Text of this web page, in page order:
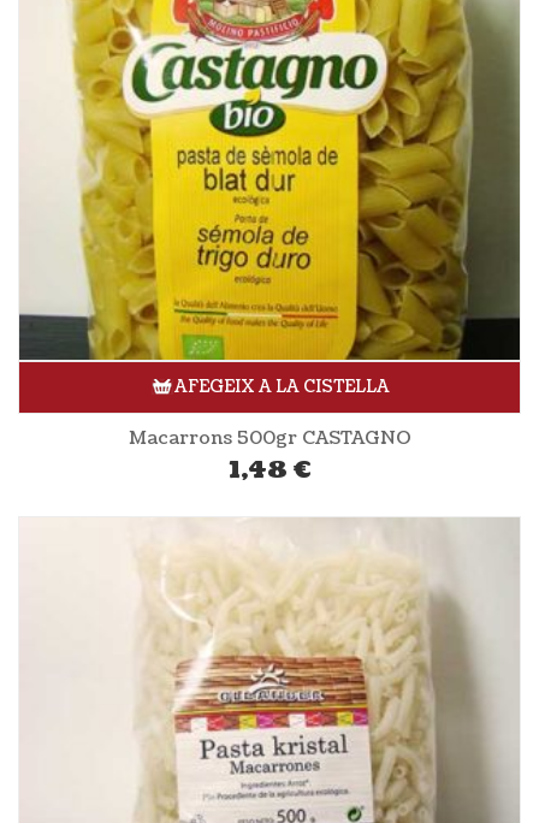
AFEGEIX A LA CISTELLA
Macarrons 500gr CASTAGNO
1,48 €